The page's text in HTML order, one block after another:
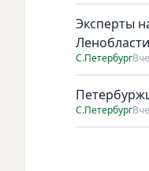
Эксперты
Ленобласти
С.Петербург
С.Петербург